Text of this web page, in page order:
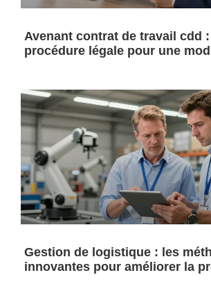
Avenant contrat de travail cdd
procédure légale pour une
Gestion de logistique : les
innovantes pour améliorer la